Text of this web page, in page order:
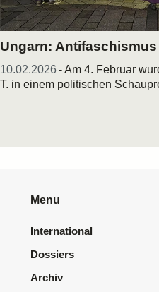
Ungarn:
10.02.2026 - Am 4. Februar
T. in einem politischen
Menu
International
Dossiers
Archiv